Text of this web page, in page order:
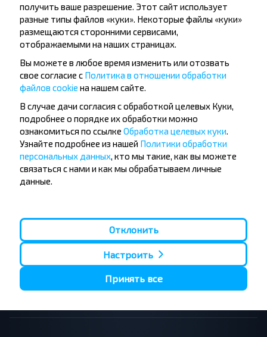
Подписаться
Популярные автобусные
направления
Орша - Могилёв
Минск - Несвиж
Минск - Могилёв
Минск - Брест
Минск - Барановичи
Гомель - Минск
Брест - Тересполь
Брест - Беловежская Пуща
Вильнюс - Минск
Полоцк - Рига
Минск - Вильнюс
Минск - Москва
Москва - Барановичи
Брест - Варшава
получить ваше разрешение. Этот сайт использует
разные типы файлов «куки». Некоторые файлы «куки»
размещаются сторонними сервисами,
отображаемыми на наших страницах.
Вы можете в любое время изменить или отозвать
свое согласие с Политика в отношении обработки
файлов cookie на нашем сайте.
В случае дачи согласия с обработкой целевых Куки,
подробнее о порядке их обработки можно
ознакомиться по ссылке Обработка целевых куки.
Узнайте подробнее из нашей Политики обработки
персональных данных, кто мы такие, как вы можете
связаться с нами и как мы обрабатываем личные
данные.
Отклонить
Настроить
Принять все